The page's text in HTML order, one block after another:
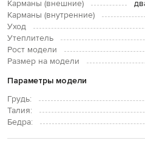
Карманы (внешние)
Карманы (внутренние)
Уход
Утеплитель
Рост модели
Размер на модели
Параметры модели
Грудь:
Талия:
Бедра: